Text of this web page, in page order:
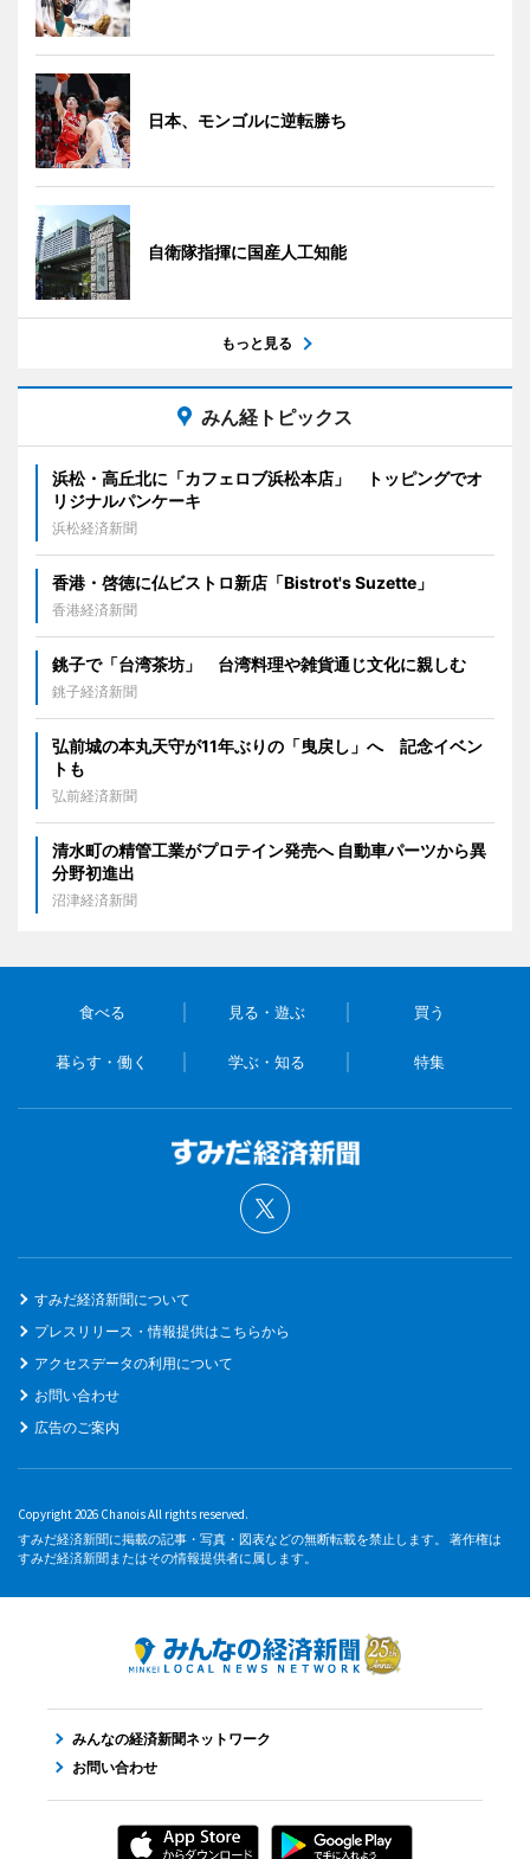
日本、モンゴルに逆転勝ち
自衛隊指揮に国産人工知能
もっと見る
みん経トピックス
浜松・高丘北に「カフェロブ浜松本店」 トッピングでオ
リジナルパンケーキ
浜松経済新聞
香港・啓徳に仏ビストロ新店「Bistrot's Suzette」
香港経済新聞
銚子で「台湾茶坊」 台湾料理や雑貨通じ文化に親しむ
銚子経済新聞
弘前城の本丸天守が11年ぶりの「曳戻し」へ 記念イベン
トも
弘前経済新聞
清水町の精管工業がプロテイン発売へ 自動車パーツから異
分野初進出
沼津経済新聞
食べる 見る・遊ぶ 買う
暮らす・働く 学ぶ・知る 特集
すみだ経済新聞について
プレスリリース・情報提供はこちらから
アクセスデータの利用について
お問い合わせ
広告のご案内
Copyright 2026 Chanois All rights reserved.
すみだ経済新聞に掲載の記事・写真・図表などの無断転載を禁止します。 著作権は
すみだ経済新聞またはその情報提供者に属します。
みんなの経済新聞ネットワーク
お問い合わせ